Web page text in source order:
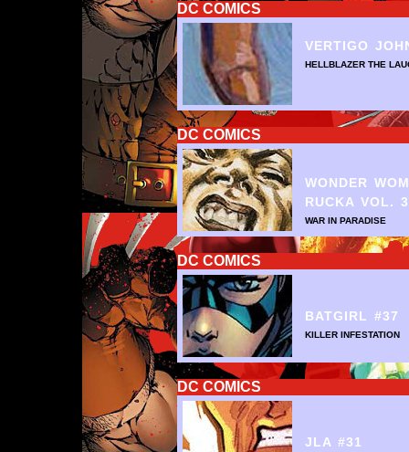
DC COMICS
VERTIGO
HELLBLAZER THE
DC COMICS
WONDER
RUCKA VOL. 3
WAR IN PARADISE
DC COMICS
BATGIRL #37
KILLER INFESTATION
DC COMICS
JLA #31